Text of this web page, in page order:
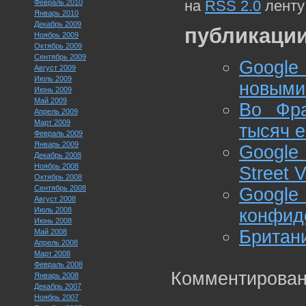
Февраль 2010
Январь 2010
Декабрь 2009
Ноябрь 2009
Октябрь 2009
Сентябрь 2009
Август 2009
Июль 2009
Июнь 2009
Май 2009
Апрель 2009
Март 2009
Февраль 2009
Январь 2009
Декабрь 2008
Ноябрь 2008
Октябрь 2008
Сентябрь 2008
Август 2008
Июль 2008
Июнь 2008
Май 2008
Апрель 2008
Март 2008
Февраль 2008
Январь 2008
Декабрь 2007
Ноябрь 2007
на RSS 2.0
Во
тысяч
Street